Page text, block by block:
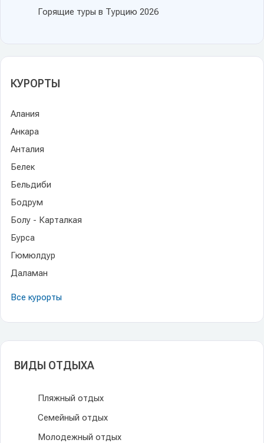
Горящие туры в Турцию 2026
КУРОРТЫ
Алания
Анкара
Анталия
Белек
Бельдиби
Бодрум
Болу - Карталкая
Бурса
Гюмюлдур
Даламан
Все курорты
ВИДЫ ОТДЫХА
Пляжный отдых
Семейный отдых
Молодежный отдых